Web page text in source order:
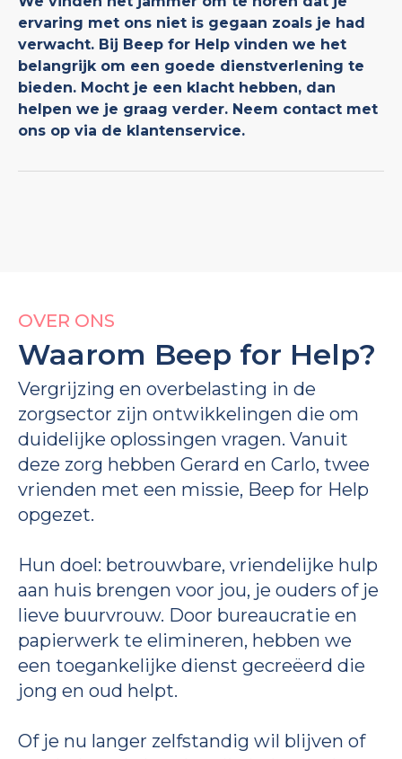
ervaring met ons niet is gegaan zoals je had
verwacht. Bij Beep for Help vinden we het
belangrijk om een goede dienstverlening te
bieden. Mocht je een klacht hebben, dan
helpen we je graag verder. Neem contact met
ons op via de klantenservice.
OVER ONS
Waarom Beep for Help?
Vergrijzing en overbelasting in de
zorgsector zijn ontwikkelingen die om
duidelijke oplossingen vragen. Vanuit
deze zorg hebben Gerard en Carlo, twee
vrienden met een missie, Beep for Help
opgezet.
Hun doel: betrouwbare, vriendelijke hulp
aan huis brengen voor jou, je ouders of je
lieve buurvrouw. Door bureaucratie en
papierwerk te elimineren, hebben we
een toegankelijke dienst gecreëerd die
jong en oud helpt.
Of je nu langer zelfstandig wil blijven of